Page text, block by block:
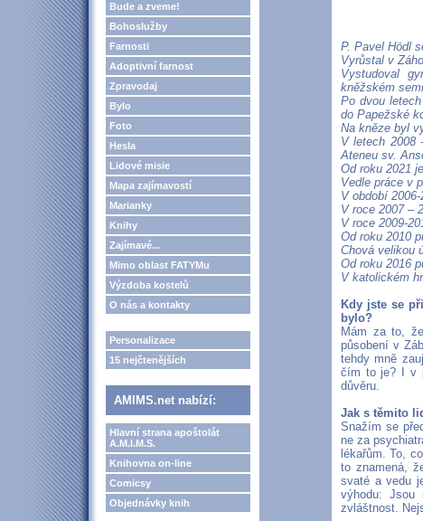
Bude a zveme!
Bohoslužby
Farnosti
Adoptivní farnost
Zpravodaj
Bylo
Foto
Hesla
Lidové misie
Mapa zajímavostí
Marianky
Knihy
Zajímavé...
Mimo oblast FATYMu
Výzdoba kostelů
O nás a kontakty
Personalizace
15 nejčtenějších
AMIMS.net nabízí:
Hlavní strana apoštolát
A.M.I.M.S.
Knihovna on-line
Comicsy
Objednávky knih
P. Pavel Hödl
Vyrůstal v
Vystudoval
kněžském
Po dvou
do Papežské
Na kněze byl
V letech 2008
Ateneu sv.
Od roku 2021
Vedle práce v
V období
V roce 2007 –
V roce 2009-
Od roku 2010
Chová velikou
Od roku 2016
V katolickém
Kdy jste se
bylo?
Mám za to,
působení v
tehdy mně
čím to je? I v
důvěru.
Jak s těmito
Snažím se
ne za
lékařům. To,
to znamená,
svaté a vedu
výhodu: Jsou
zvláštnost.